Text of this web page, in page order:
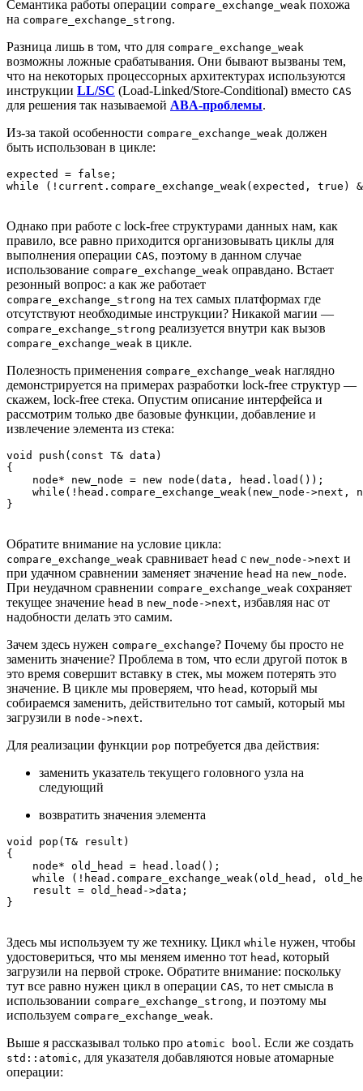
Семантика работы операции compare_exchange_weak похожа
на compare_exchange_strong.
Разница лишь в том, что для compare_exchange_weak
возможны ложные срабатывания. Они бывают вызваны тем,
что на некоторых процессорных архитектурах используются
инструкции LL/SC (Load-Linked/Store-Conditional) вместо CAS
для решения так называемой ABA-проблемы.
Из-за такой особенности compare_exchange_weak должен
быть использован в цикле:
expected = false;
while (!current.compare_exchange_weak(expected, true)
Однако при работе с lock-free структурами данных нам, как
правило, все равно приходится организовывать циклы для
выполнения операции CAS, поэтому в данном случае
использование compare_exchange_weak оправдано. Встает
резонный вопрос: а как же работает
compare_exchange_strong на тех самых платформах где
отсутствуют необходимые инструкции? Никакой магии —
compare_exchange_strong реализуется внутри как вызов
compare_exchange_weak в цикле.
Полезность применения compare_exchange_weak наглядно
демонстрируется на примерах разработки lock-free структур —
скажем, lock-free стека. Опустим описание интерфейса и
рассмотрим только две базовые функции, добавление и
извлечение элемента из стека:
void push(const T& data)
{
    node* new_node = new node(data, head.load());
while(!head.compare_exchange_weak(new_node->next,
}
Обратите внимание на условие цикла:
compare_exchange_weak сравнивает head с new_node->next и
при удачном сравнении заменяет значение head на new_node.
При неудачном сравнении compare_exchange_weak сохраняет
текущее значение head в new_node->next, избавляя нас от
надобности делать это самим.
Зачем здесь нужен compare_exchange? Почему бы просто не
заменить значение? Проблема в том, что если другой поток в
это время совершит вставку в стек, мы можем потерять это
значение. В цикле мы проверяем, что head , который мы
собираемся заменить, действительно тот самый, который мы
загрузили в node->next.
Для реализации функции pop потребуется два действия:
заменить указатель текущего головного узла на
следующий
возвратить значения элемента
void pop(T& result)
{
    node* old_head = head.load();
while (!head.compare_exchange_weak(old_head,
    result = old_head->data;
}
Здесь мы используем ту же технику. Цикл while нужен, чтобы
удостовериться, что мы меняем именно тот head , который
загрузили на первой строке. Обратите внимание: поскольку
тут все равно нужен цикл в операции CAS, то нет смысла в
использовании compare_exchange_strong, и поэтому мы
используем compare_exchange_weak.
Выше я рассказывал только про atomic bool . Если же создать
std::atomic, для указателя добавляются новые атомарные
операции: